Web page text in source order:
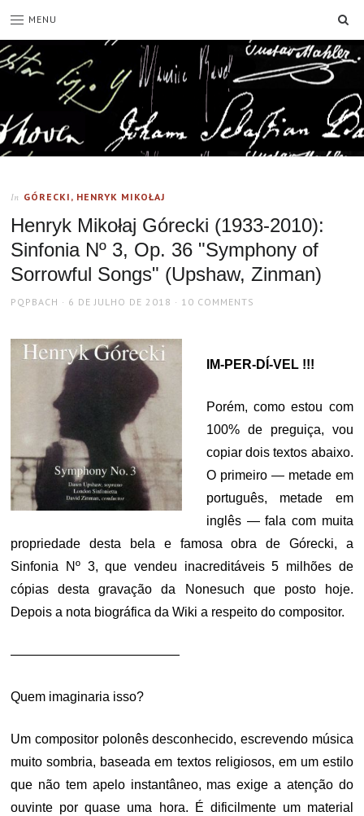
MENU
In GÓRECKI, HENRYK MIKOŁAJ
Henryk Mikołaj Górecki (1933-2010):
Sinfonia Nº 3, Op. 36 "Symphony of
Sorrowful Songs" (Upshaw, Zinman)
AUTHOR
PQPBACH
POSTED
6 DE JULHO DE 2018 10 COMMENTS
IM-PER-DÍ-VEL !!!
Porém, como estou com
100% de preguiça, vou
copiar dois textos abaixo.
O primeiro — metade em
português, metade em
inglês — fala com muita
propriedade desta bela e famosa obra de Górecki, a
Sinfonia Nº 3, que vendeu inacreditáveis 5 milhões de
cópias desta gravação da Nonesuch que posto hoje.
Depois a nota biográfica da Wiki a respeito do compositor.
—————————————
Quem imaginaria isso?
Um compositor polonês desconhecido, escrevendo música
muito sombria, baseada em textos religiosos, em um estilo
que não tem apelo instantâneo, mas exige a atenção do
ouvinte por quase uma hora. É dificilmente um material